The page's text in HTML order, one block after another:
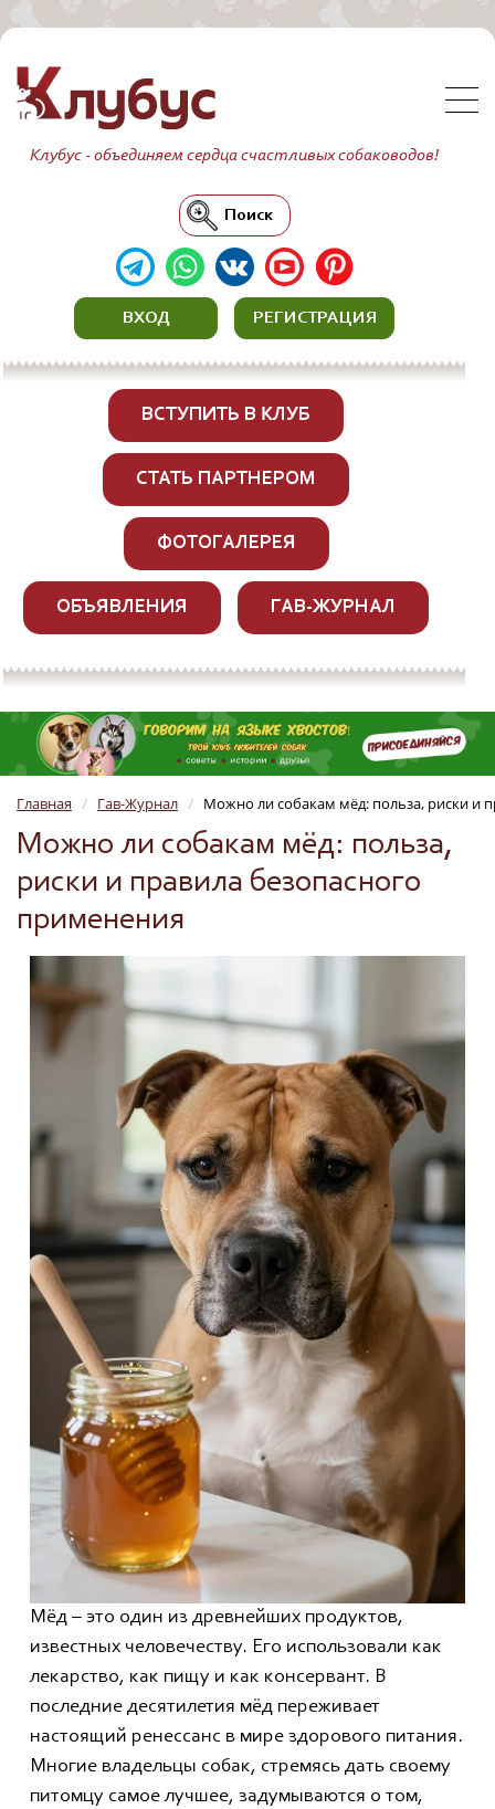
Клубус - объединяем сердца счастливых собаководов!
Поиск
ВХОД РЕГИСТРАЦИЯ
ВСТУПИТЬ В КЛУБ
СТАТЬ ПАРТНЕРОМ
ФОТОГАЛЕРЕЯ
ОБЪЯВЛЕНИЯ ГАВ-ЖУРНАЛ
Главная / Гав-Журнал / Можно ли собакам мёд: польза, риски и
Можно ли собакам мёд: польза,
риски и правила безопасного
применения
Мёд – это один из древнейших продуктов,
известных человечеству. Его использовали как
лекарство, как пищу и как консервант. В
последние десятилетия мёд переживает
настоящий ренессанс в мире здорового питания.
Многие владельцы собак, стремясь дать своему
питомцу самое лучшее, задумываются о том,